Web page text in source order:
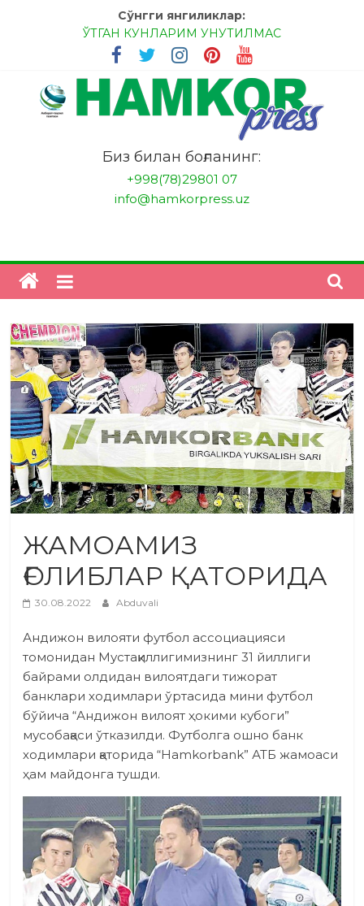
Сўнгги янгиликлар:
ЎТГАН КУНЛАРИМ УНУТИЛМАС
МЕССИ ВА РОНАЛДУ, АНА ЭНДИ ИККАЛАНГ ҲАМ
ҲУСАНОВГА ТАН БЕРИНГЛАР!
МЕҲР ОРҚАЛИ ШИФО
БАНКДА ИШЛАШ ОСОНМИ?
НАТИЖАГА ЭРИШИШ ЎЗ ҚЎЛИМИЗДА
"HamkorPress"
Биз билан боғланинг:
+998(78)29801 07
info@hamkorpress.uz
ЖАМОАМИЗ
ҒОЛИБЛАР ҚАТОРИДА
30.08.2022 Abduvali
Андижон вилояти футбол ассо­ци­а­ция­­си
томонидан Мустақиллигимизнинг 31 йиллиги
байрами олдидан вилоятдаги тижорат
банклари ходимлари ўртасида мини футбол
бўйича “Андижон вилоят ҳокими кубоги”
мусобақаси ўтказилди. Футболга ошно банк
ходимлари қаторида “Hamkorbank” АТБ жамоаси
ҳам майдонга тушди.